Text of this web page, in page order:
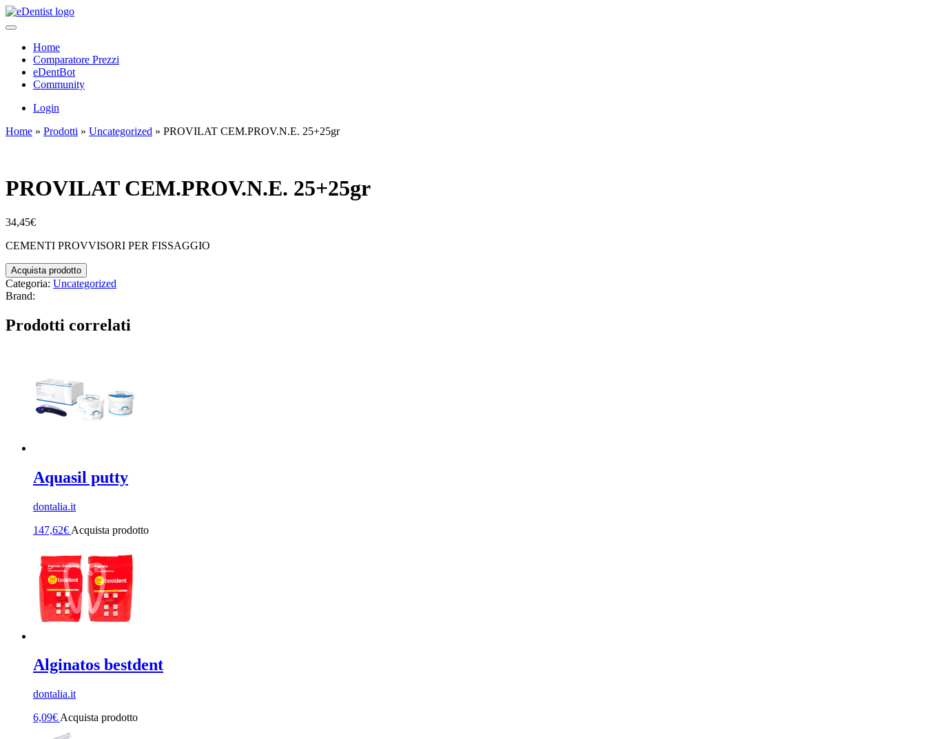
Home
Comparatore Prezzi
eDentBot
Community
Login
Home » Prodotti » Uncategorized » PROVILAT CEM.PROV.N.E. 25+25gr
PROVILAT CEM.PROV.N.E. 25+25gr
34,45€
CEMENTI PROVVISORI PER FISSAGGIO
Acquista prodotto
Categoria: Uncategorized
Brand:
Prodotti correlati
Aquasil putty
dontalia.it
147,62€ Acquista prodotto
Alginatos bestdent
dontalia.it
6,09€ Acquista prodotto